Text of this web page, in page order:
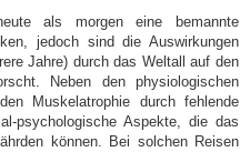
als morgen eine bemannte
jedoch sind die Auswirkungen
Jahre) durch das Weltall auf den
Neben den physiologischen
Muskelatrophie durch fehlende
psychologische Aspekte, die das
können. Bei solchen Reisen